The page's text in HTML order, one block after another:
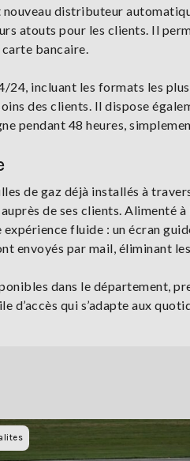
distributeur
atouts pour les clients. Il
bancaire.
24, incluant les formats les
des clients. Il dispose
pendant 48 heures,
de gaz déjà installés à
de ses clients. Alimenté à
fluide : un écran
envoyés par mail, éliminant les
dans le département,
qui s’adapte aux